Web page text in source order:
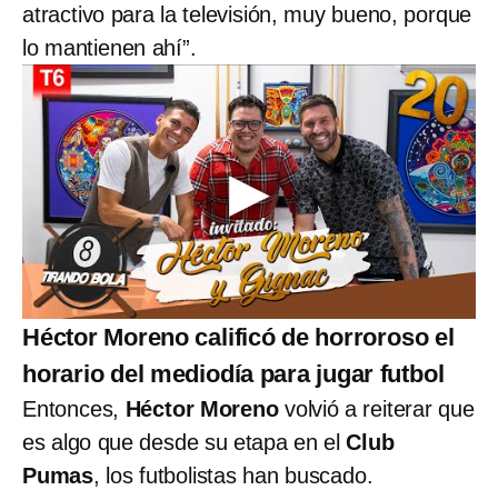
atractivo para la televisión, muy bueno, porque
lo mantienen ahí”.
Héctor Moreno calificó de horroroso el
horario del mediodía para jugar futbol
Entonces, Héctor Morenovolvió a reiterar que
es algo que desde su etapa en elClub
Pumas, los futbolistas han buscado.